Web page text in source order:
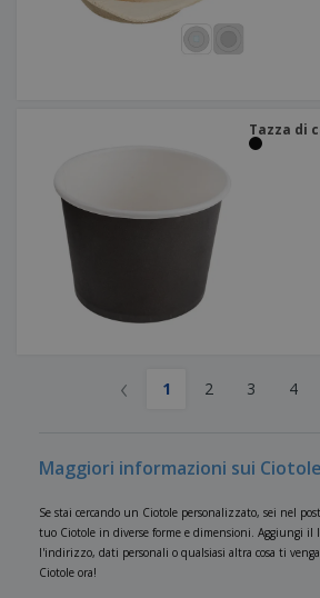
Tazza di
‹ 1 2 3 4
Maggiori informazioni sui Ciotole
Se stai cercando un Ciotole personalizzato, sei nel
tuo Ciotole in diverse forme e dimensioni. Aggiungi il
l'indirizzo, dati personali o qualsiasi altra cosa ti
Ciotole ora!